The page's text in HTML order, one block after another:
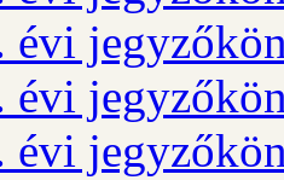
évi
évi
évi